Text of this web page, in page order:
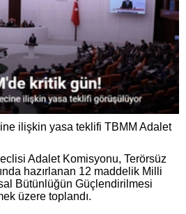
ilişkin yasa teklifi TBMM Adalet
Adalet Komisyonu, Terörsüz
hazırlanan 12 maddelik Milli
Bütünlüğün Güçlendirilmesi
üzere toplandı.